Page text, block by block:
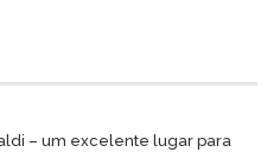
– um excelente lugar para